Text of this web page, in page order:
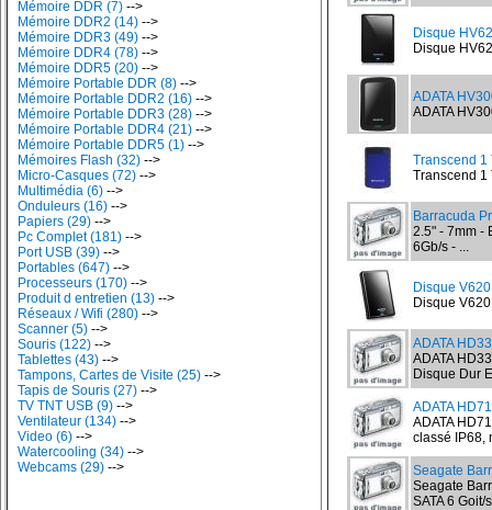
Mémoire DDR (7) -->
Mémoire DDR2 (14) -->
Mémoire DDR3 (49) -->
Mémoire DDR4 (78) -->
Mémoire DDR5 (20) -->
Mémoire Portable DDR (8) -->
Mémoire Portable DDR2 (16) -->
Mémoire Portable DDR3 (28) -->
Mémoire Portable DDR4 (21) -->
Mémoire Portable DDR5 (1) -->
Mémoires Flash (32) -->
Micro-Casques (72) -->
Multimédia (6) -->
Onduleurs (16) -->
Papiers (29) -->
Pc Complet (181) -->
Port USB (39) -->
Portables (647) -->
Processeurs (170) -->
Produit d entretien (13) -->
Réseaux / Wifi (280) -->
Scanner (5) -->
Souris (122) -->
Tablettes (43) -->
Tampons, Cartes de Visite (25) -->
Tapis de Souris (27) -->
TV TNT USB (9) -->
Ventilateur (134) -->
Video (6) -->
Watercooling (34) -->
Webcams (29) -->
Disque
Disque
ADATA
ADATA
Transcend 1
Transcend 1
Barracuda
2.5" - 7mm -
6Gb/s - ...
Disque
Disque
ADATA
ADATA
Disque Dur
ADATA
ADATA
classé IP68,
Seagate
Seagate
SATA 6